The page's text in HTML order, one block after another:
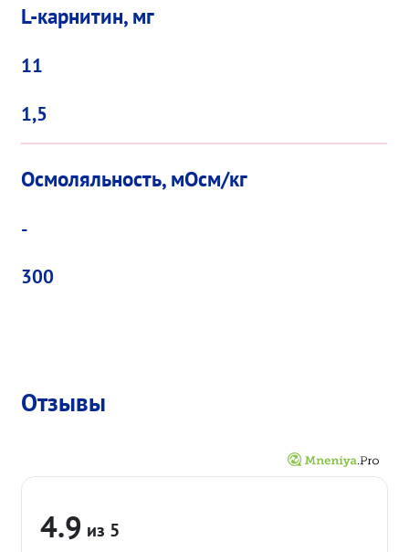
L-карнитин, мг
11
1,5
Осмоляльность, мОсм/кг
-
300
Отзывы
4.9